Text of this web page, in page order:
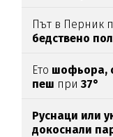
Път в Перник
бедствено
Ето шофьора,
пеш при37°
Руснаци или
докоснали